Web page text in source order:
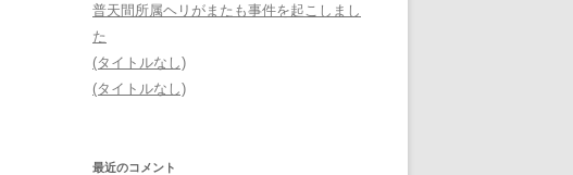
普天間所属ヘリがまたも事件を起こしまし
た
(タイトルなし)
(タイトルなし)
最近のコメント